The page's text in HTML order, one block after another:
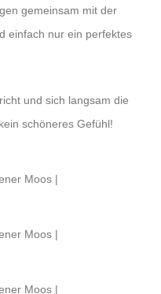
gemeinsam mit der
einfach nur ein perfektes
und sich langsam die
schöneres Gefühl!